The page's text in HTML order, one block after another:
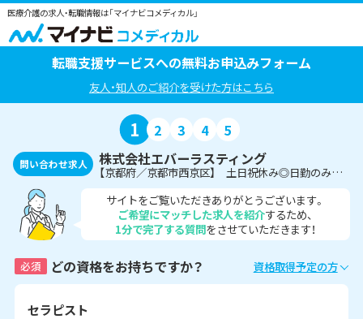
医療介護の求人・転職情報は「マイナビコメディカル」
転職支援サービスへの無料お申込みフォーム
友人・知人のご紹介を受けた方はこちら
1 2 3 4 5
問い合わせ求人 株式会社エバーラスティング
【京都府／京都市西京区】 土日祝休み◎日勤のみの運動特化型デイサービスにて機能訓練指導員の募集！
サイトをご覧いただきありがとうございます。
ご希望にマッチした求人を紹介するため、
1分で完了する質問をさせていただきます！
必須 どの資格をお持ちですか？ 資格取得予定の方
セラピスト